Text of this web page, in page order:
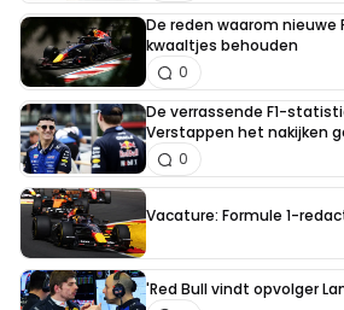
De reden waarom nieuwe
kwaaltjes behouden
0
De verrassende F1-
Verstappen het nakijken
0
Vacature: Formule 1-
'Red Bull vindt opvolger